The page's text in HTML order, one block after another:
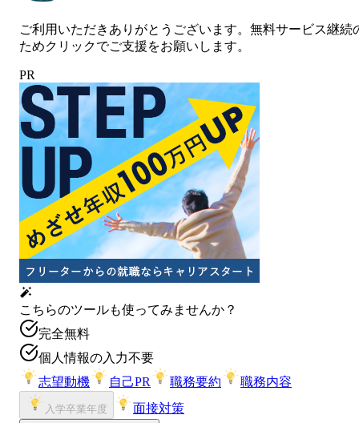
ご利用いただきありがとうございます。無料サービス継続
ためクリックでご支援をお願いします。
PR
こちらのツールも使ってみませんか？
完全無料
個人情報の入力不要
志望動機
自己PR 職務要約 職務内容
入学卒業年度 面接対策